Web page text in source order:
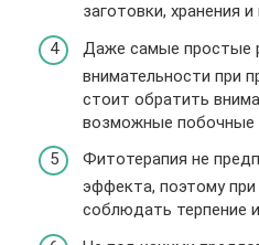
заготовки, хранения
Даже самые простые
внимательности при
стоит обратить
возможные
Фитотерапия не
эффекта, поэтому
соблюдать терпение